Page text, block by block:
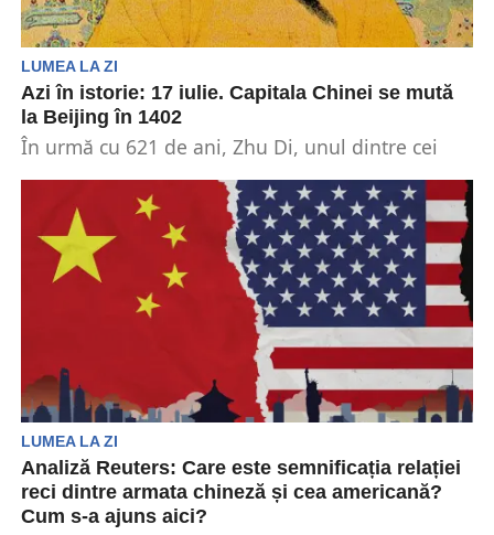
LUMEA LA ZI
Azi în istorie: 17 iulie. Capitala Chinei se mută
la Beijing în 1402
În urmă cu 621 de ani, Zhu Di, unul dintre cei
LUMEA LA ZI
Analiză Reuters: Care este semnificația relației
reci dintre armata chineză și cea americană?
Cum s-a ajuns aici?